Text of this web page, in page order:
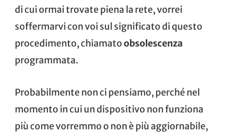
di cui ormai trovate piena la rete, vorrei
soffermarvi con voi sul significato di questo
procedimento, chiamatoobsolescenza
programmata.
Probabilmente non ci pensiamo, perché nel
momento in cui un dispositivo non funziona
più come vorremmo o non è più aggiornabile,